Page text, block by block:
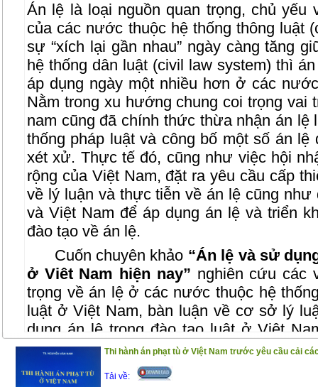
Án lệ là loại nguồn quan trọng, chủ yếu
của các nước thuộc hệ thống thông luật
sự “xích lại gần nhau” ngày càng tăng
hệ thống dân luật (civil law system) thì
áp dụng ngày một nhiều hơn ở các
Nằm trong xu hướng chung coi trọng vai
nam cũng đã chính thức thừa nhận án lệ
thống pháp luật và công bố một số án lệ
xét xử. Thực tế đó, cũng như việc hội
rộng của Việt Nam, đặt ra yêu cầu cấp
về lý luận và thực tiễn về án lệ cũng như
và Việt Nam để áp dụng án lệ và triển
đào tạo về án lệ.
Cuốn chuyên khảo “Án lệ và sử
ở Viêt Nam hiện nay” nghiên cứu các
trọng về án lệ ở các nước thuộc hệ
luật ở Việt Nam, bàn luận về cơ sở lý
dụng án lệ trong đào tạo luật ở Việt
dụng án lệ trong đào tạo luật trên thế
ra các giải pháp đối với việc sử dụng án
Thi hành án phạt tù ở Việt Nam trước yêu cầu cải
Tải về: